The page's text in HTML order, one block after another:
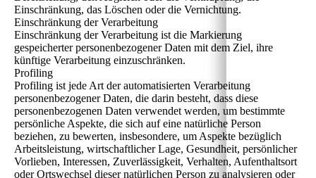
Einschränkung, das Löschen oder die Vernichtung.
Einschränkung der Verarbeitung
Einschränkung der Verarbeitung ist die Markierung
gespeicherter personenbezogener Daten mit dem Ziel, ihre
künftige Verarbeitung einzuschränken.
Profiling
Profiling ist jede Art der automatisierten Verarbeitung
personenbezogener Daten, die darin besteht, dass diese
personenbezogenen Daten verwendet werden, um bestimmte
persönliche Aspekte, die sich auf eine natürliche Person
beziehen, zu bewerten, insbesondere, um Aspekte bezüglich
Arbeitsleistung, wirtschaftlicher Lage, Gesundheit, persönlicher
Vorlieben, Interessen, Zuverlässigkeit, Verhalten, Aufenthaltsort
oder Ortswechsel dieser natürlichen Person zu analysieren oder